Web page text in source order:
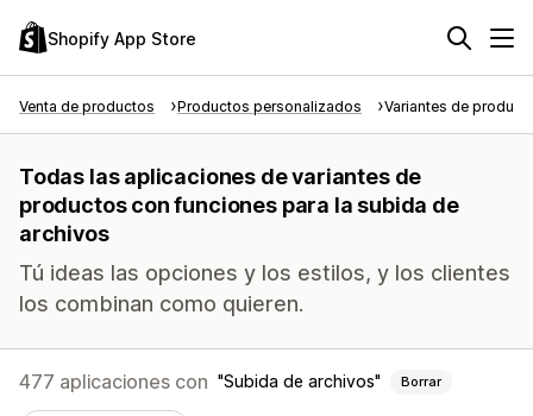
Shopify App Store
Venta de productos Productos personalizados Variantes de
Todas las aplicaciones de variantes de
productos con funciones para la subida de
archivos
Tú ideas las opciones y los estilos, y los clientes
los combinan como quieren.
477 aplicaciones con Subida de archivos Borrar